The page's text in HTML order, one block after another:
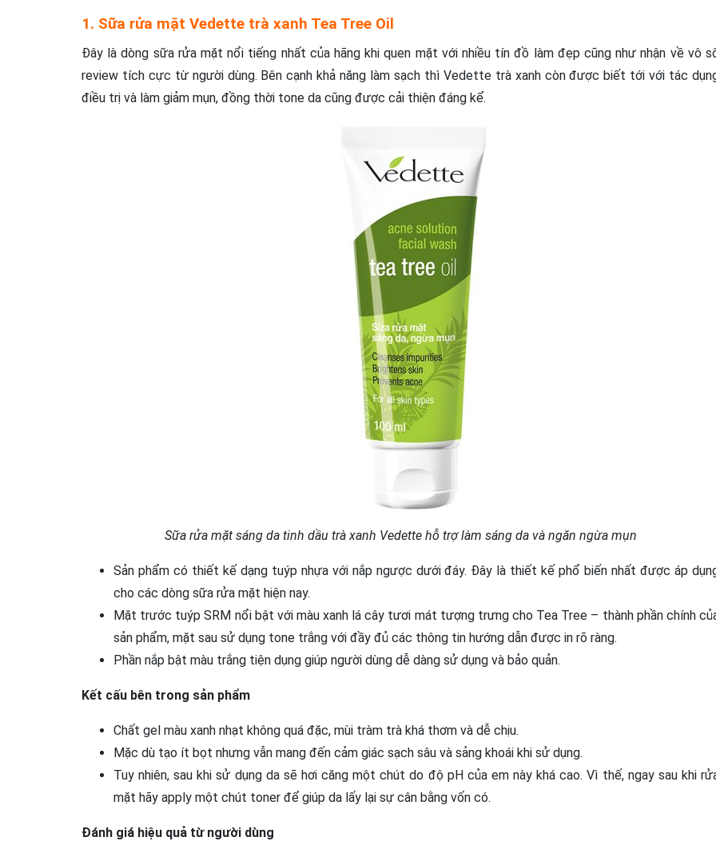
1. Sữa rửa mặt Vedette trà xanh Tea Tree Oil
Đây là dòng sữa rửa mặt nổi tiếng nhất của hãng khi quen mặt với nhiều tín đồ làm đẹp cũng như nhận về vô
review tích cực từ người dùng. Bên cạnh khả năng làm sạch thì Vedette trà xanh còn được biết tới với tác
điều trị và làm giảm mụn, đồng thời tone da cũng được cải thiện đáng kể.
Sữa rửa mặt sáng da tinh dầu trà xanh Vedette hỗ trợ làm sáng da và ngăn ngừa mụn
Sản phẩm có thiết kế dạng tuýp nhựa với nắp ngược dưới đáy. Đây là thiết kế phổ biến nhất được áp
cho các dòng sữa rửa mặt hiện nay.
Mặt trước tuýp SRM nổi bật với màu xanh lá cây tươi mát tượng trưng cho Tea Tree – thành phần chính
sản phẩm, mặt sau sử dụng tone trắng với đầy đủ các thông tin hướng dẫn được in rõ ràng.
Phần nắp bật màu trắng tiện dụng giúp người dùng dễ dàng sử dụng và bảo quản.
Kết cấu bên trong sản phẩm
Chất gel màu xanh nhạt không quá đặc, mùi tràm trà khá thơm và dễ chịu.
Mặc dù tạo ít bọt nhưng vẫn mang đến cảm giác sạch sâu và sảng khoái khi sử dụng.
Tuy nhiên, sau khi sử dụng da sẽ hơi căng một chút do độ pH của em này khá cao. Vì thế, ngay sau khi
mặt hãy apply một chút toner để giúp da lấy lại sự cân bằng vốn có.
Đánh giá hiệu quả từ người dùng